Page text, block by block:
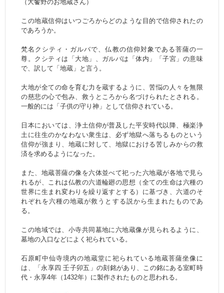
（大饗野のお地蔵さん）
この地蔵信仰はいつごろからどのような目的で信仰されたの
であろうか。
梵名クシティ・ガルバで、仏教の信仰対象である菩薩の一
尊。クシティは「大地」、ガルバは「体内」「子宮」の意味
で、訳して「地蔵」と言う。
大地が全ての命を育む力を蔵するように、苦悩の人々を無限
の慈悲の心で包み、救うところから名づけられたとされる。
一般的には「子供の守り神」として信仰されている。
日本においては、浄土信仰が普及した平安時代以降、極楽浄
土に往生のかなわない衆生は、必ず地獄へ落ちるものという
信仰が強まり、地蔵に対して、地獄における苦しみからの救
済を求めるようになった。
また、地蔵菩薩の像を六体並べて祀った六地蔵が各地で見ら
れるが、これは仏教の六道輪廻の思想（全ての生命は六種の
世界に生まれ変わりを繰り返すとする）に基づき、六道のそ
れぞれを六種の地蔵が救うとする説から生まれたものであ
る。
この地域では、小寺共同墓地に六地蔵像が見られるように、
墓地の入口などによく祀られている。
石原町中仙寺境内の地蔵堂に祀られている地蔵菩薩坐像に
は、「永享四 壬子卯五」の刻銘があり、この銘にある室町時
代・永享4年（1432年）に製作されたものと思われる。